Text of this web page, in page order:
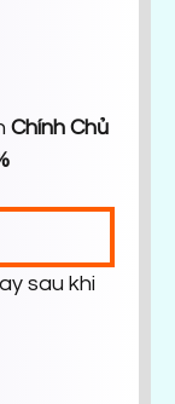
Chính Chủ
sau khi